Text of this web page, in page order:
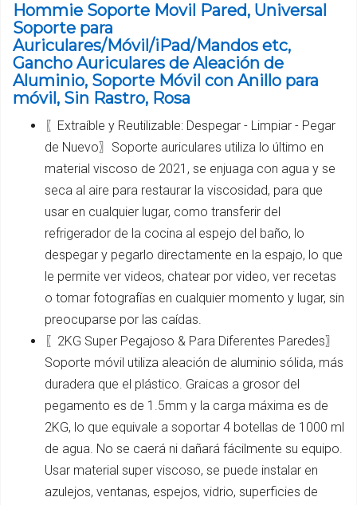
Hommie Soporte Movil Pared, Universal
Soporte para
Auriculares/Móvil/iPad/Mandos etc,
Gancho Auriculares de Aleación de
Aluminio, Soporte Móvil con Anillo para
móvil, Sin Rastro, Rosa
〖Extraíble y Reutilizable: Despegar - Limpiar - Pegar
de Nuevo〗Soporte auriculares utiliza lo último en
material viscoso de 2021, se enjuaga con agua y se
seca al aire para restaurar la viscosidad, para que
usar en cualquier lugar, como transferir del
refrigerador de la cocina al espejo del baño, lo
despegar y pegarlo directamente en la espajo, lo que
le permite ver videos, chatear por video, ver recetas
o tomar fotografías en cualquier momento y lugar, sin
preocuparse por las caídas.
〖2KG Super Pegajoso & Para Diferentes Paredes〗
Soporte móvil utiliza aleación de aluminio sólida, más
duradera que el plástico. Graicas a grosor del
pegamento es de 1.5mm y la carga máxima es de
2KG, lo que equivale a soportar 4 botellas de 1000 ml
de agua. No se caerá ni dañará fácilmente su equipo.
Usar material super viscoso, se puede instalar en
azulejos, ventanas, espejos, vidrio, superficies de